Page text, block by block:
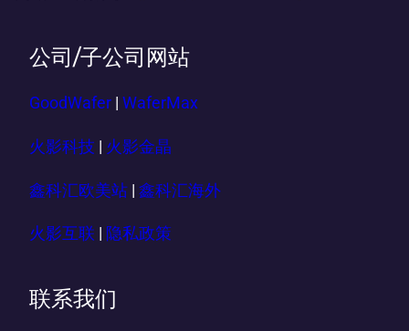
公司/子公司网站
GoodWafer WaferMax
火影科技 火影金晶
鑫科汇欧美站 | 鑫科汇海外
火影互联 隐私政策
联系我们